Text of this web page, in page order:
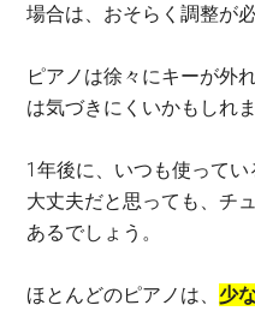
場合は、おそらく調整が
ピアノは徐々にキーが外
は気づきにくいかもしれま
1年後に、いつも使って
大丈夫だと思っても、チ
あるでしょう。
ほとんどのピアノは、 少